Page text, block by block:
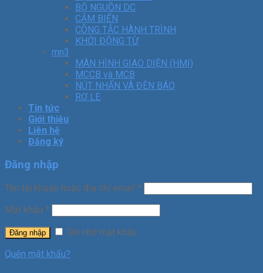
BỘ NGUỒN DC
CẢM BIẾN
CÔNG TẮC HÀNH TRÌNH
KHỞI ĐỘNG TỪ
mn3
MÀN HÌNH GIAO DIỆN (HMI)
MCCB và MCB
NÚT NHẤN VÀ ĐÈN BÁO
RƠ LE
Tin tức
Giới thiệu
Liên hệ
Đăng ký
Đăng nhập
Tên tài khoản hoặc địa chỉ email *
Mật khẩu *
Đăng nhập
Ghi nhớ mật khẩu
Quên mật khẩu?